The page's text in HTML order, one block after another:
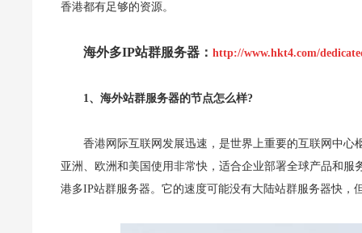
香港都有足够的资源。
海外多IP站群服务器： http://www.hkt4.com/
1、海外站群服务器的节点怎么样?
香港网际互联网发展迅速，是世界上重要的互联网中
亚洲、欧洲和美国使用非常快，适合企业部署全球产品和
港多IP站群服务器。它的速度可能没有大陆站群服务器快